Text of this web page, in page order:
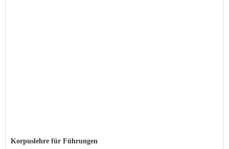
Korpuslehre für Führungen